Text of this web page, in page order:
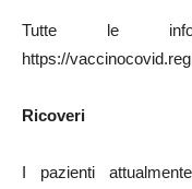
Tutte le
https://
Ricoveri
I pazienti